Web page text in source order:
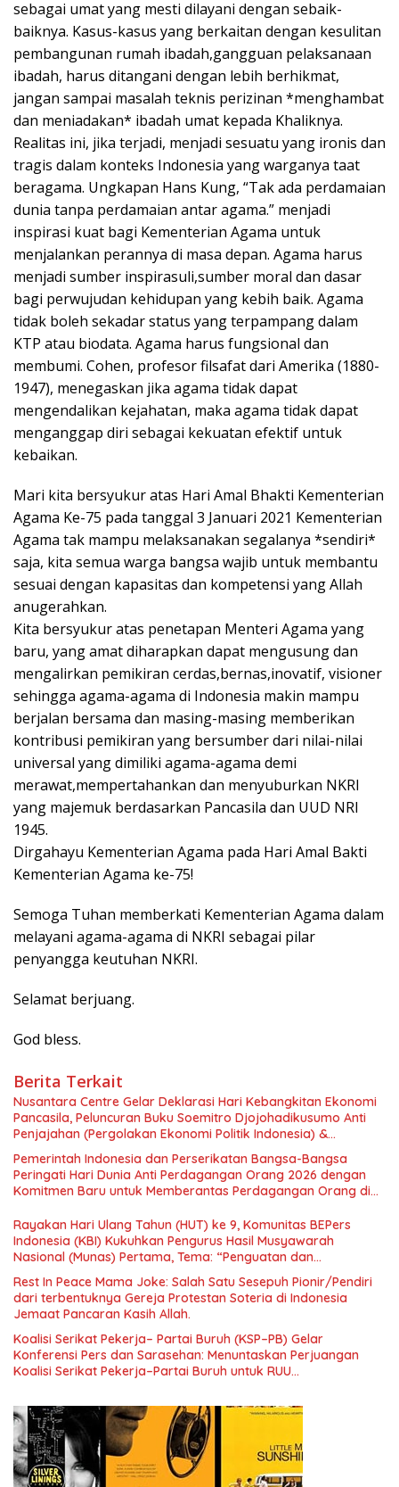
sebagai umat yang mesti dilayani dengan sebaik-
baiknya. Kasus-kasus yang berkaitan dengan kesulitan
pembangunan rumah ibadah,gangguan pelaksanaan
ibadah, harus ditangani dengan lebih berhikmat,
jangan sampai masalah teknis perizinan *menghambat
dan meniadakan* ibadah umat kepada Khaliknya.
Realitas ini, jika terjadi, menjadi sesuatu yang ironis dan
tragis dalam konteks Indonesia yang warganya taat
beragama. Ungkapan Hans Kung, “Tak ada perdamaian
dunia tanpa perdamaian antar agama.” menjadi
inspirasi kuat bagi Kementerian Agama untuk
menjalankan perannya di masa depan. Agama harus
menjadi sumber inspirasuli,sumber moral dan dasar
bagi perwujudan kehidupan yang kebih baik. Agama
tidak boleh sekadar status yang terpampang dalam
KTP atau biodata. Agama harus fungsional dan
membumi. Cohen, profesor filsafat dari Amerika (1880-
1947), menegaskan jika agama tidak dapat
mengendalikan kejahatan, maka agama tidak dapat
menganggap diri sebagai kekuatan efektif untuk
kebaikan.
Mari kita bersyukur atas Hari Amal Bhakti Kementerian
Agama Ke-75 pada tanggal 3 Januari 2021 Kementerian
Agama tak mampu melaksanakan segalanya *sendiri*
saja, kita semua warga bangsa wajib untuk membantu
sesuai dengan kapasitas dan kompetensi yang Allah
anugerahkan.
Kita bersyukur atas penetapan Menteri Agama yang
baru, yang amat diharapkan dapat mengusung dan
mengalirkan pemikiran cerdas,bernas,inovatif, visioner
sehingga agama-agama di Indonesia makin mampu
berjalan bersama dan masing-masing memberikan
kontribusi pemikiran yang bersumber dari nilai-nilai
universal yang dimiliki agama-agama demi
merawat,mempertahankan dan menyuburkan NKRI
yang majemuk berdasarkan Pancasila dan UUD NRI
1945.
Dirgahayu Kementerian Agama pada Hari Amal Bakti
Kementerian Agama ke-75!
Semoga Tuhan memberkati Kementerian Agama dalam
melayani agama-agama di NKRI sebagai pilar
penyangga keutuhan NKRI.
Selamat berjuang.
God bless.
Berita Terkait
Nusantara Centre Gelar Deklarasi Hari Kebangkitan Ekonomi
Pancasila, Peluncuran Buku Soemitro Djojohadikusumo Anti
Penjajahan (Pergolakan Ekonomi Politik Indonesia) &
Simposium Nasional “Urgensi Undang-Undang Perekonomian
Nasional dan Kesejahteraan Sosial dalam Menata Bangsa
Menuju Indonesia Emas 2045”,
Pemerintah Indonesia dan Perserikatan Bangsa-Bangsa
Peringati Hari Dunia Anti Perdagangan Orang 2026 dengan
Komitmen Baru untuk Memberantas Perdagangan Orang di
Rayakan Hari Ulang Tahun (HUT) ke 9, Komunitas BEPers
Indonesia (KBI) Kukuhkan Pengurus Hasil Musyawarah
Nasional (Munas) Pertama, Tema: “Penguatan dan
Pengembangan Organisasi KBI yang Berbasis Riset di seluruh
Indonesia dan Mancanegara”.
Rest In Peace Mama Joke: Salah Satu Sesepuh Pionir/Pendiri
dari terbentuknya Gereja Protestan Soteria di Indonesia
Jemaat Pancaran Kasih Allah.
Koalisi Serikat Pekerja– Partai Buruh (KSP–PB) Gelar
Konferensi Pers dan Sarasehan: Menuntaskan Perjuangan
Koalisi Serikat Pekerja–Partai Buruh untuk RUU